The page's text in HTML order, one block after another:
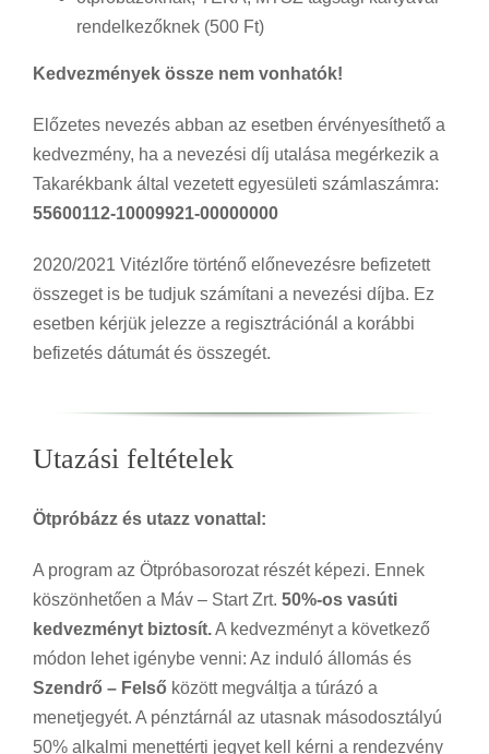
rendelkezőknek (500 Ft)
Kedvezmények össze nem vonhatók!
Előzetes nevezés abban az esetben érvényesíthető a
kedvezmény, ha a nevezési díj utalása megérkezik a
Takarékbank által vezetett egyesületi számlaszámra:
55600112-10009921-00000000
2020/2021 Vitézlőre történő előnevezésre befizetett
összeget is be tudjuk számítani a nevezési díjba. Ez
esetben kérjük jelezze a regisztrációnál a korábbi
befizetés dátumát és összegét.
Utazási feltételek
Ötpróbázz és utazz vonattal:
A program az Ötpróbasorozat részét képezi. Ennek
köszönhetően a Máv – Start Zrt. 50%-os vasúti
kedvezményt biztosít.A kedvezményt a következő
módon lehet igénybe venni: Az induló állomás és
Szendrő – Felső között megváltja a túrázó a
menetjegyét. A pénztárnál az utasnak másodosztályú
50% alkalmi menettérti jegyet kell kérni a rendezvény